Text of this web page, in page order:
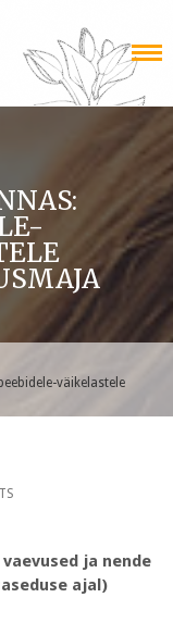
väikelastele
vaevused ja nende
ajal)